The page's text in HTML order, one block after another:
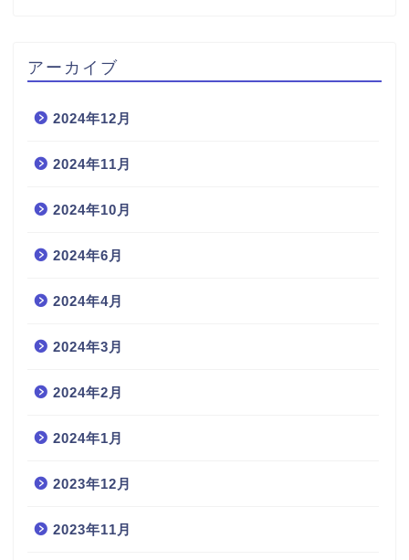
アーカイブ
2024年12月
2024年11月
2024年10月
2024年6月
2024年4月
2024年3月
2024年2月
2024年1月
2023年12月
2023年11月